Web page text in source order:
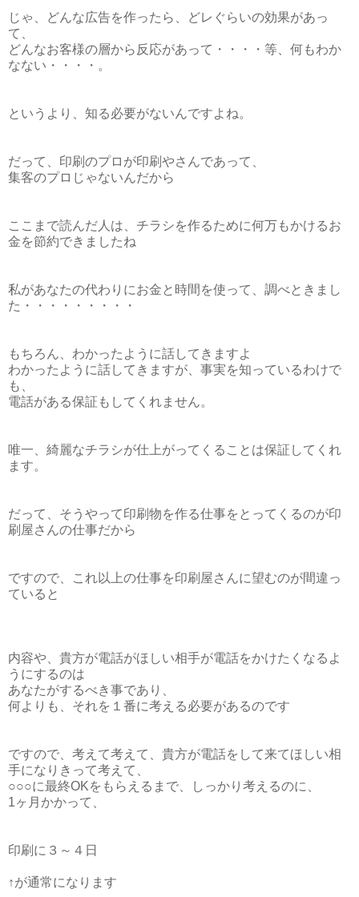
じゃ、どんな広告を作ったら、どレぐらいの効果があっ
て、
どんなお客様の層から反応があって・・・・等、何もわか
なない・・・・。
というより、知る必要がないんですよね。
だって、印刷のプロが印刷やさんであって、
集客のプロじゃないんだから
ここまで読んだ人は、チラシを作るために何万もかけるお
金を節約できましたね
私があなたの代わりにお金と時間を使って、調べときまし
た・・・・・・・・・
もちろん、わかったように話してきますよ
わかったように話してきますが、事実を知っているわけで
も、
電話がある保証もしてくれません。
唯一、綺麗なチラシが仕上がってくることは保証してくれ
ます。
だって、そうやって印刷物を作る仕事をとってくるのが印
刷屋さんの仕事だから
ですので、これ以上の仕事を印刷屋さんに望むのが間違っ
ていると
内容や、貴方が電話がほしい相手が電話をかけたくなるよ
うにするのは
あなたがするべき事であり、
何よりも、それを１番に考える必要があるのです
ですので、考えて考えて、貴方が電話をして来てほしい相
手になりきって考えて、
○○○に最終OKをもらえるまで、しっかり考えるのに、
1ヶ月かかって、
印刷に３～４日
↑が通常になります